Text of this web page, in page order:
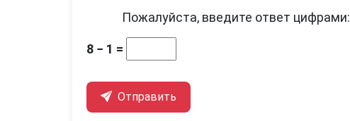
Пожалуйста, введите ответ цифрами:
8 − 1 =
Отправить